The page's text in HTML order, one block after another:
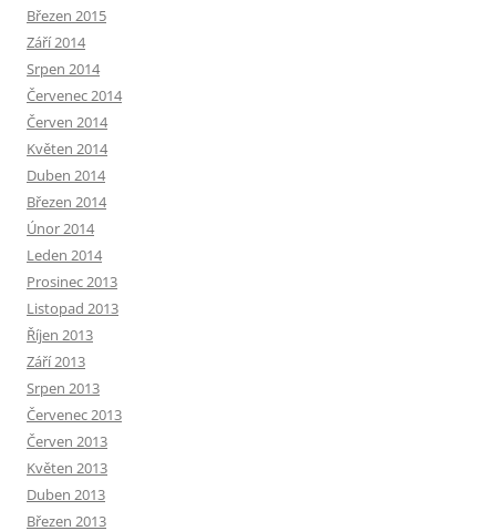
Březen 2015
Září 2014
Srpen 2014
Červenec 2014
Červen 2014
Květen 2014
Duben 2014
Březen 2014
Únor 2014
Leden 2014
Prosinec 2013
Listopad 2013
Říjen 2013
Září 2013
Srpen 2013
Červenec 2013
Červen 2013
Květen 2013
Duben 2013
Březen 2013